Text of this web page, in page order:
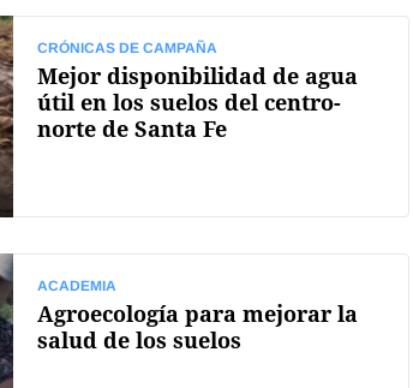
CRÓNICAS DE CAMPAÑA
Mejor disponibilidad de agua
útil en los suelos del centro-
norte de Santa Fe
ACADEMIA
Agroecología para mejorar la
salud de los suelos